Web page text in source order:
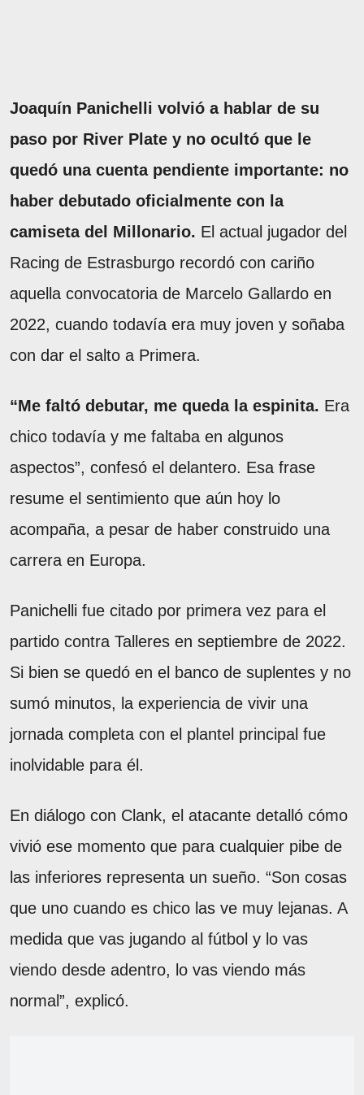
Joaquín Panichelli volvió a hablar de su
paso por River Plate y no ocultó que le
quedó una cuenta pendiente importante: no
haber debutado oficialmente con la
camiseta del Millonario. El actual jugador del
Racing de Estrasburgo recordó con cariño
aquella convocatoria de Marcelo Gallardo en
2022, cuando todavía era muy joven y soñaba
con dar el salto a Primera.
“Me faltó debutar, me queda la espinita. Era
chico todavía y me faltaba en algunos
aspectos”, confesó el delantero. Esa frase
resume el sentimiento que aún hoy lo
acompaña, a pesar de haber construido una
carrera en Europa.
Panichelli fue citado por primera vez para el
partido contra Talleres en septiembre de 2022.
Si bien se quedó en el banco de suplentes y no
sumó minutos, la experiencia de vivir una
jornada completa con el plantel principal fue
inolvidable para él.
En diálogo con Clank, el atacante detalló cómo
vivió ese momento que para cualquier pibe de
las inferiores representa un sueño. “Son cosas
que uno cuando es chico las ve muy lejanas. A
medida que vas jugando al fútbol y lo vas
viendo desde adentro, lo vas viendo más
normal”, explicó.